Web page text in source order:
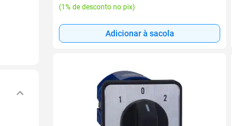
(1% de desconto no pix)
Adicionar à sacola